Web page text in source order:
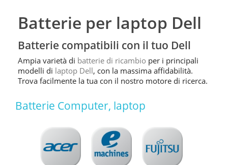
Batterie per laptop Dell
Batterie compatibili con il tuo Dell
Ampia varietà di batterie di ricambio per i principali
modelli di laptop Dell, con la massima affidabilità.
Trova facilmente la tua con il nostro motore di ricerca.
Batterie Computer, laptop